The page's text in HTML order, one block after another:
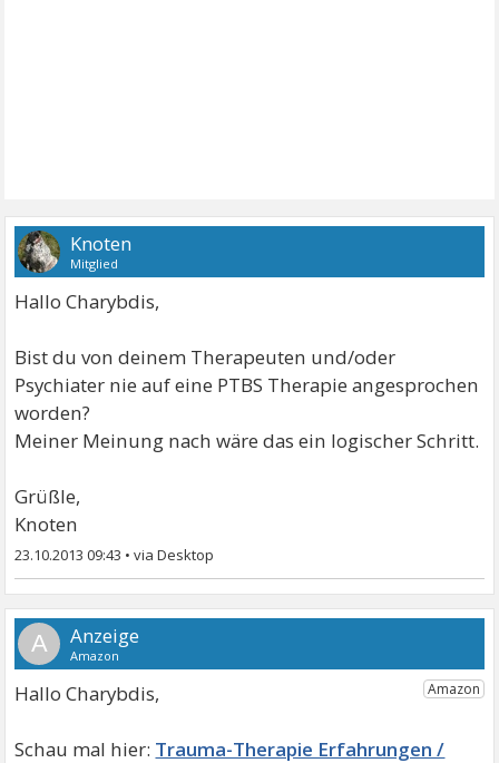
Knoten
Mitglied
Hallo Charybdis,
Bist du von deinem Therapeuten und/oder
Psychiater nie auf eine PTBS Therapie angesprochen
worden?
Meiner Meinung nach wäre das ein logischer Schritt.
Grüßle,
Knoten
23.10.2013 09:43 •
A
Hallo Charybdis,
Trauma-Therapie Erfahrungen /